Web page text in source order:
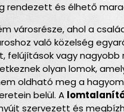
rendezett és élhető
városrésze, ahol a
való közelség
felújítások vagy nagyobb
olyan lomok,
oldható meg a
belül. A
szervezett és